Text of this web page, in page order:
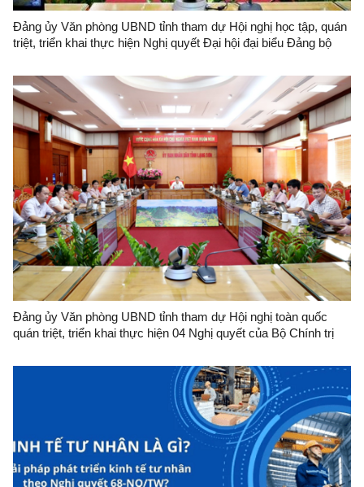
Đảng ủy Văn phòng UBND tỉnh tham dự Hội nghị học tập, quán
triệt, triển khai thực hiện Nghị quyết Đại hội đại biểu Đảng bộ
Đảng ủy Văn phòng UBND tỉnh tham dự Hội nghị toàn quốc
quán triệt, triển khai thực hiện 04 Nghị quyết của Bộ Chính trị